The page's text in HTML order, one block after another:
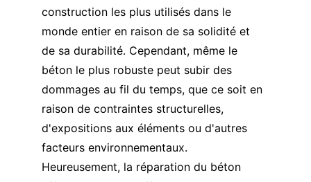
construction les plus utilisés dans le
monde entier en raison de sa solidité et
de sa durabilité. Cependant, même le
béton le plus robuste peut subir des
dommages au fil du temps, que ce soit en
raison de contraintes structurelles,
d'expositions aux éléments ou d'autres
facteurs environnementaux.
Heureusement, la réparation du béton